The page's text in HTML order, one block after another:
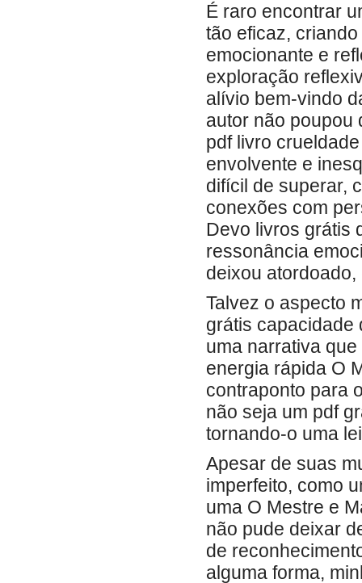
É raro encontrar
tão eficaz,
emocionante e
exploração
alívio bem-vindo
autor não poupou
pdf livro
envolvente e
difícil de superar,
conexões com
Devo livros grátis
ressonância
deixou
Talvez o aspecto
grátis capacidade
uma narrativa
energia rápida O
contraponto para
não seja um pdf
tornando-o uma
Apesar de suas
imperfeito, como
uma O Mestre e
não pude deixar
de
alguma forma,